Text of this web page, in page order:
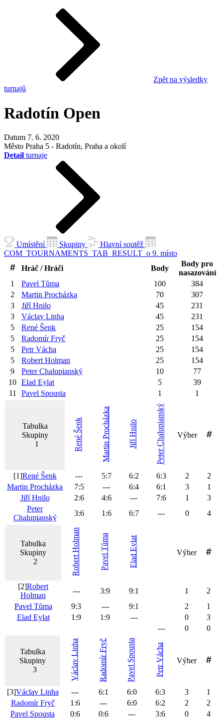
Zpět na výsledky
turnajů
Radotín Open
Datum 7. 6. 2020
Město Praha 5 - Radotín, Praha a okolí
Detail turnaje
Umístění Skupiny
Hlavní soutěž
COM_TOURNAMENTS_TAB_RESULT_o 9. místo
Hráč / Hráči
Body
Body pro
nasazování
1
Pavel Tůma 100
384
2
Martin Procházka 70
307
3
Jiří Hnilo 45
231
3
Václav Linha 45
231
5
René Šenk 25
154
5
Radomír Fryč 25
154
5
Petr Vácha 25
154
5
Robert Holman 25
154
9
Peter Chalupianský 10
77
10 Elad Eylat 5
39
11
Pavel Spousta 1 1
Tabulka
Skupiny
1
René
Šenk
Martin
Procházka
Jiří
Hnilo
Peter
Chalupianský Výher
[1]René Šenk --- 5:7 6:2 6:3 2
2
Martin Procházka 7:5 --- 6:4 6:1 3
1
Jiří Hnilo 2:6 4:6 --- 7:6 1
3
Peter
Chalupianský
3:6 1 :6 6:7 --- 0 4
Tabulka
Skupiny
2
Robert
Holman
Pavel
Tůma
Elad
Eylat
Výher
[2]Robert
Holman
--- 3:9 9:1 1
2
Pavel Tůma 9:3 --- 9:1 2
1
Elad Eylat 1 :9 1 :9 --- 0
3
---
0 0
Tabulka
Skupiny
3
Václav
Linha
Radomír
Fryč
Pavel
Spousta
Petr
Vácha Výher
[3]Václav Linha --- 6:1 6:0 6:3 3
1
Radomír Fryč 1 :6 --- 6:0 6:2 2
2
Pavel Spousta 0:6 0:6 --- 3:6 0
4